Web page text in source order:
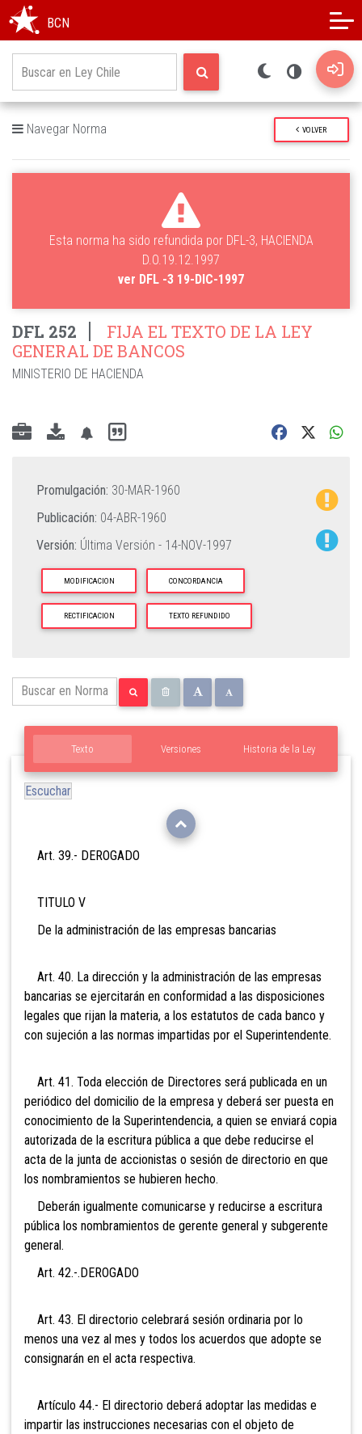
BCN
Navegar Norma VOLVER
Esta norma ha sido refundida por DFL-3, HACIENDA
D.O.19.12.1997
ver DFL -3 19-DIC-1997
DFL 252
FIJA EL TEXTO DE LA LEY
GENERAL DE BANCOS
MINISTERIO DE HACIENDA
Promulgación: 30-MAR-1960
Publicación: 04-ABR-1960
Versión: Última Versión - 14-NOV-1997
MODIFICACION CONCORDANCIA
RECTIFICACION TEXTO REFUNDIDO
Texto Versiones Historia de la Ley
Escuchar
Art. 39.- DEROGADO
TITULO V
De la administración de las empresas bancarias
Art. 40. La dirección y la administración de las empresas
bancarias se ejercitarán en conformidad a las disposiciones
legales que rijan la materia, a los estatutos de cada banco y
con sujeción a las normas impartidas por el Superintendente.
Art. 41. Toda elección de Directores será publicada en un
periódico del domicilio de la empresa y deberá ser puesta en
conocimiento de la Superintendencia, a quien se enviará copia
autorizada de la escritura pública a que debe reducirse el
acta de la junta de accionistas o sesión de directorio en que
los nombramientos se hubieren hecho.
Deberán igualmente comunicarse y reducirse a escritura
pública los nombramientos de gerente general y subgerente
general.
Art. 42.-.DEROGADO
Art. 43. El directorio celebrará sesión ordinaria por lo
menos una vez al mes y todos los acuerdos que adopte se
consignarán en el acta respectiva.
Artículo 44.- El directorio deberá adoptar las medidas e
impartir las instrucciones necesarias con el objeto de